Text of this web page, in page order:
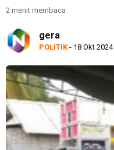
2 menit membaca
gera
POLITIK - 18 Okt 2024